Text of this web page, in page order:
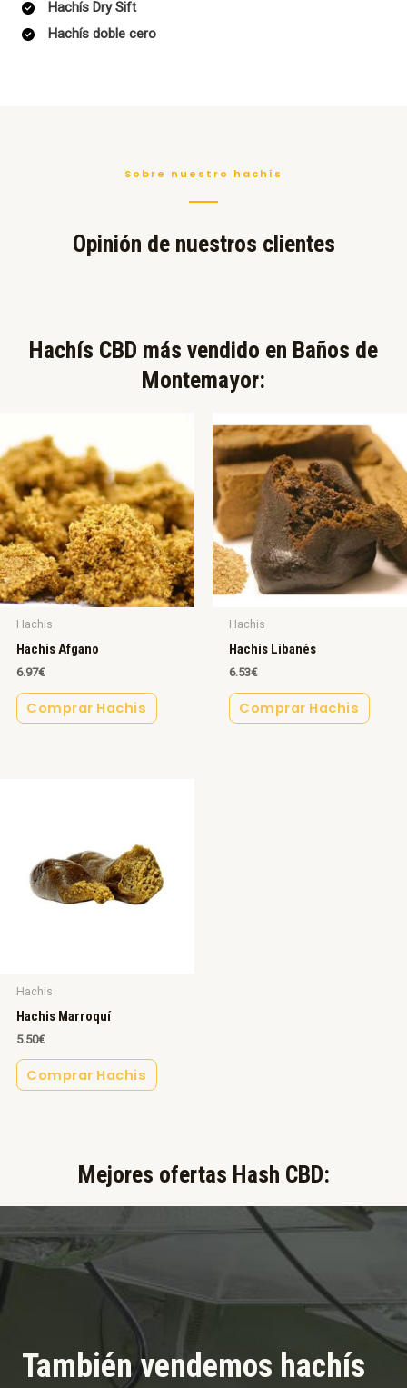
Hachís Dry Sift
Hachís doble cero
Sobre nuestro hachís
Opinión de nuestros clientes
Hachís CBD más vendido en Baños de
Montemayor:​
Hachis
Hachis Afgano
6.97€
Comprar Hachis
Hachis
Hachis Libanés
6.53€
Comprar Hachis
Hachis
Hachis Marroquí
5.50€
Comprar Hachis
Mejores ofertas Hash CBD:​
También vendemos hachís